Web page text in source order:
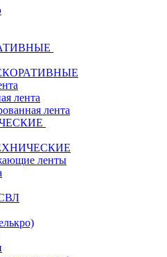
лента
лента
ленты